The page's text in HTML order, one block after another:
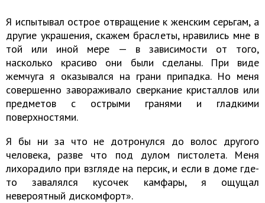
Я испытывал острое отвращение к женским серьгам, а
другие украшения, скажем браслеты, нравились мне в
той или иной мере — в зависимости от того,
насколько красиво они были сделаны. При виде
жемчуга я оказывался на грани припадка. Но меня
совершенно завораживало сверкание кристаллов или
предметов с острыми гранями и гладкими
поверхностями.
Я бы ни за что не дотронулся до волос другого
человека, разве что под дулом пистолета. Меня
лихорадило при взгляде на персик, и если в доме где-
то завалялся кусочек камфары, я ощущал
невероятный дискомфорт».